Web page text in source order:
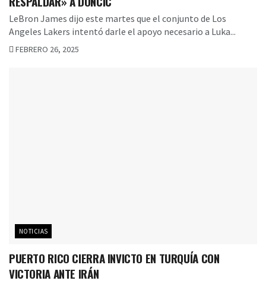
LeBron James dijo este martes que el conjunto de Los
Angeles Lakers intentó darle el apoyo necesario a Luka...
FEBRERO 26, 2025
NOTICIAS
PUERTO RICO CIERRA INVICTO EN TURQUÍA CON
VICTORIA ANTE IRÁN